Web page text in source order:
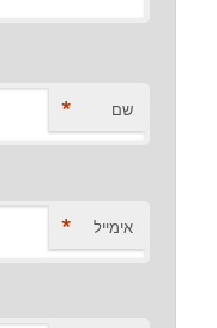
שם *
אימייל *